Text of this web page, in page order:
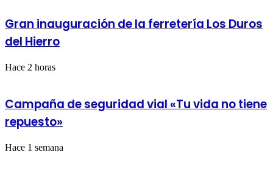
Barquisimeto
Gran inauguración de la ferretería Los Duros
del Hierro
Hace 2 horas
Campaña de seguridad vial «Tu vida no tiene
repuesto»
Hace 1 semana